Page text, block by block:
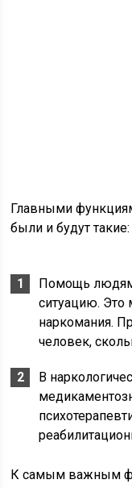
Главными
были и будут такие:
Помощь
ситуацию. Это
наркомания.
человек,
В
К самым важным